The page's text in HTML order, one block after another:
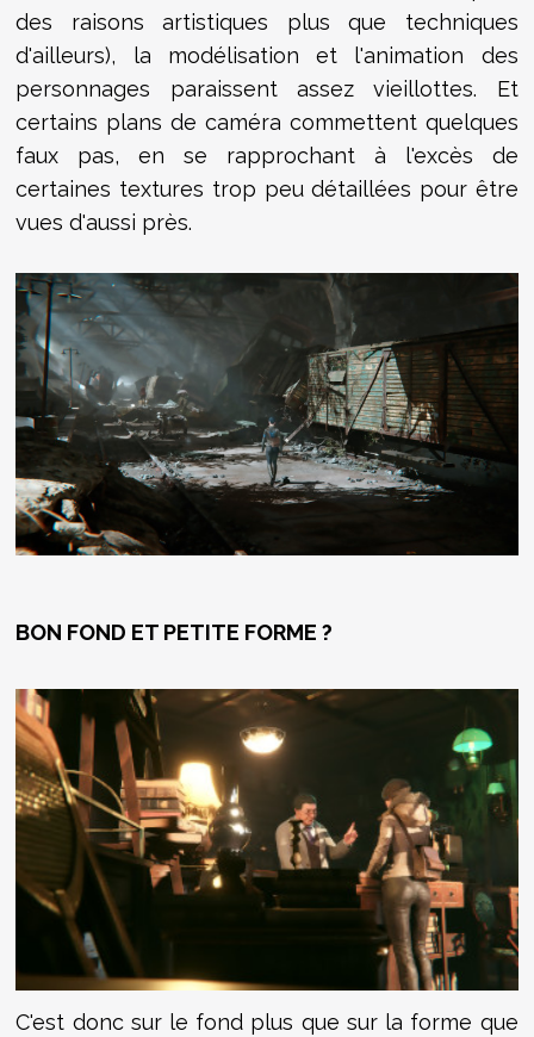
des raisons artistiques plus que techniques
d'ailleurs), la modélisation et l'animation des
personnages paraissent assez vieillottes. Et
certains plans de caméra commettent quelques
faux pas, en se rapprochant à l'excès de
certaines textures trop peu détaillées pour être
vues d'aussi près.
BON FOND ET PETITE FORME ?
C'est donc sur le fond plus que sur la forme que